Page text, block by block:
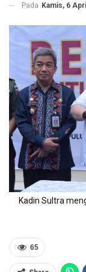
Pada Kamis, 6
Kadin Sultra
65